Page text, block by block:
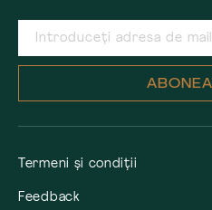
Termeni și condiții
Feedback